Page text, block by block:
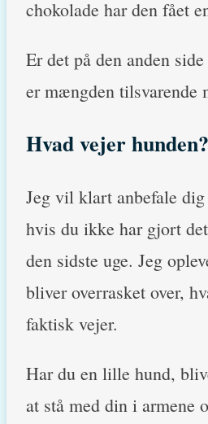
chokolade har den fået
Er det på den anden
er mængden tilsvarende
Hvad vejer hunden?
Jeg vil klart anbefale
hvis du ikke har gjort
den sidste uge. Jeg
bliver overrasket over,
faktisk vejer.
Har du en lille hund,
at stå med din i armene